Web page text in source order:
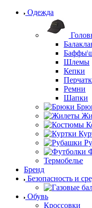
Одежда
Шлемы
Кепки
Ремни
Шапки
Термобелье
Бренд
Безопасность и
Обувь
Кроссовки